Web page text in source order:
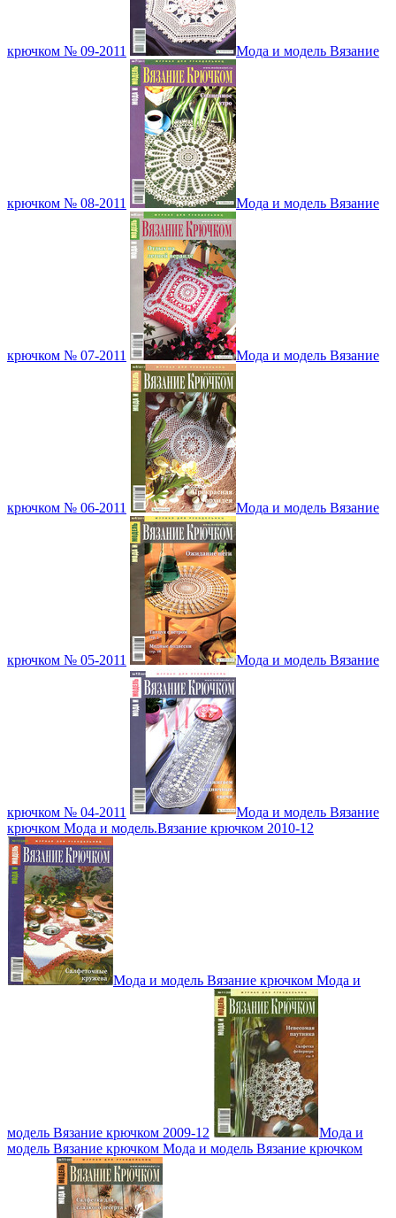
крючком № 09-2011 Мода и модель Вязание
крючком № 08-2011 Мода и модель Вязание
крючком № 07-2011 Мода и модель Вязание
крючком № 06-2011 Мода и модель Вязание
крючком № 05-2011 Мода и модель Вязание
крючком № 04-2011
Мода и модель Вязание
крючком Мода и модель.Вязание крючком 2010-12
Мода и модель Вязание крючком Мода и
модель Вязание крючком 2009-12
Мода и
модель Вязание крючком Мода и модель Вязание крючком